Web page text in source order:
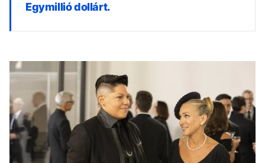
Egymillió dollárt.